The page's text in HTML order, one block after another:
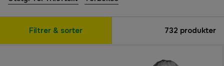
Filtrer & sorter 732 produkter